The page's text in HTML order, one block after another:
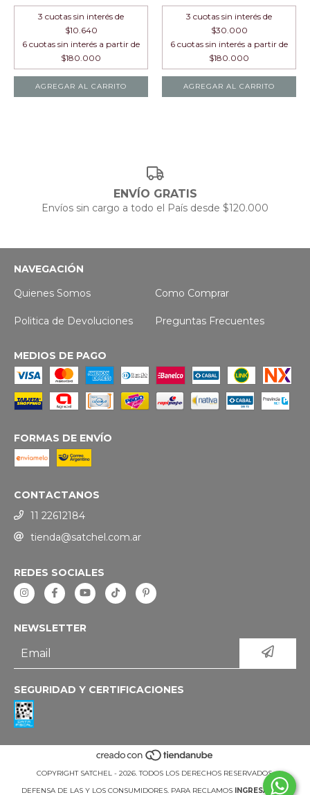
3 cuotas sin interés de
$10.640
AGREGAR AL CARRITO
3 cuotas sin interés de
$30.000
AGREGAR AL CARRITO
ENVÍO GRATIS
Envíos sin cargo a todo el País desde $120.000
NAVEGACIÓN
Quienes Somos
Como Comprar
Politica de Devoluciones Preguntas Frecuentes
MEDIOS DE PAGO
FORMAS DE ENVÍO
CONTACTANOS
11 22612184
tienda@satchel.com.ar
REDES SOCIALES
NEWSLETTER
SEGURIDAD Y CERTIFICACIONES
COPYRIGHT SATCHEL - 2026. TODOS LOS DERECHOS RESERVADOS.
DEFENSA DE LAS Y LOS CONSUMIDORES. PARA RECLAMOS
INGRESÁ ACÁ.